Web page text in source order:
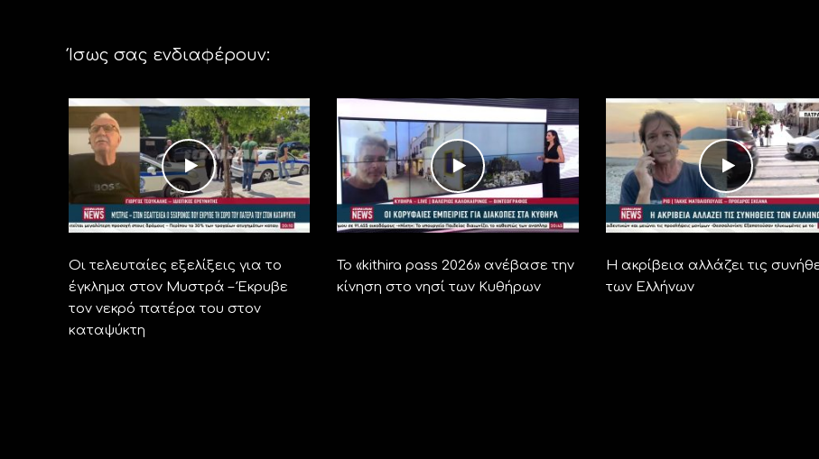
Ίσως σας ενδιαφέρουν:
Οι τελευταίες εξελίξεις για το
έγκλημα στον Μυστρά – Έκρυβε
τον νεκρό πατέρα του στον
καταψύκτη
Το «kithira pass 2026» ανέβασε την
κίνηση στο νησί των Κυθήρων
Η ακρίβεια αλλάζει τις
των Ελλήνων